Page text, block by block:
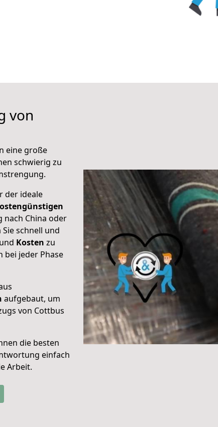
von
eine große
schwierig zu
der ideale
nach China oder
schnell und
und Kosten zu
bei jeder Phase
aufgebaut, um
von Cottbus
die besten
einfach
Arbeit.